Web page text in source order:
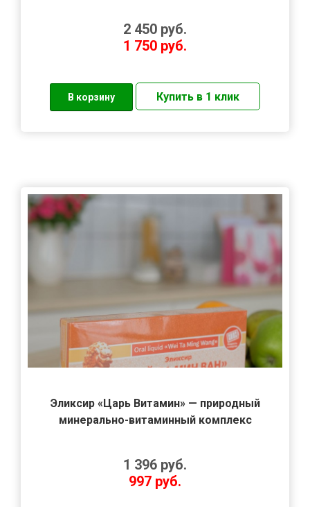
2 450 руб.
1 750 руб.
Эликсир «Царь Витамин» — природный
минерально-витаминный комплекс
1 396 руб.
997 руб.